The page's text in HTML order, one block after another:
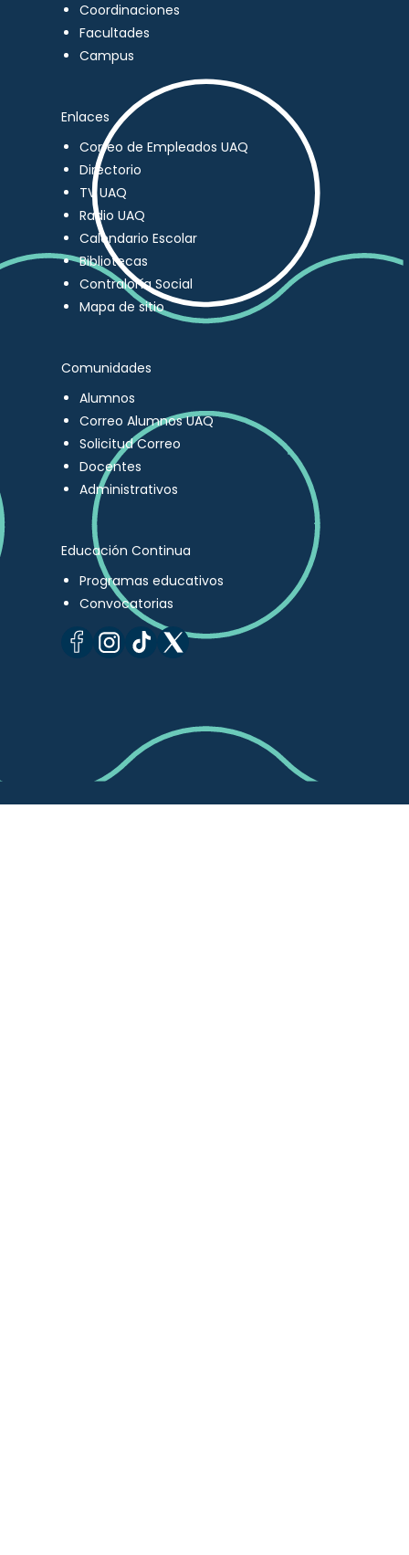
Coordinaciones
Facultades
Campus
Enlaces
Correo de Empleados UAQ
Directorio
TV UAQ
Radio UAQ
Calendario Escolar
Bibliotecas
Contraloría Social
Mapa de sitio
Comunidades
Alumnos
Correo Alumnos UAQ
Solicitud Correo
Docentes
Administrativos
Educación Continua
Programas educativos
Convocatorias